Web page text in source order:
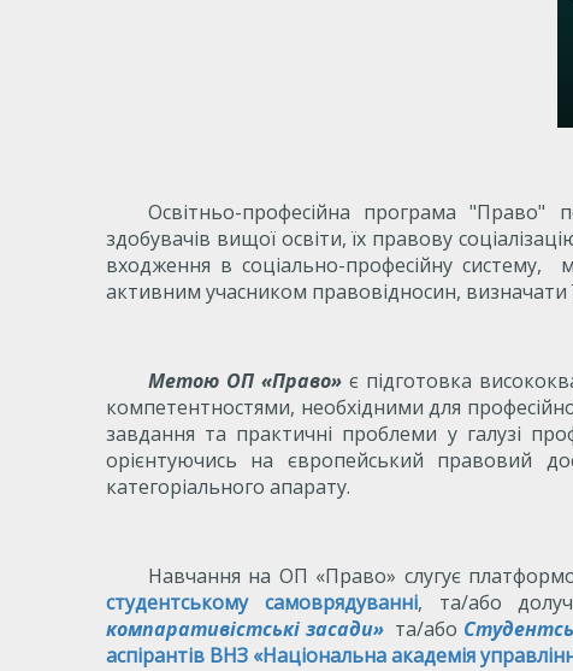
Освітньо-професійна програма "Право"
здобувачів вищої освіти, їх правову
входження в соціально-професійну
активним учасником правовідносин, визначати
Метою ОП «Право» є підготовка
компетентностями, необхідними для
завдання та практичні проблеми у галузі
орієнтуючись на європейський правовий
категоріального апарату.
Навчання на ОП «Право» слугує
студентському самоврядуванні, та/або
компаративістські засади» та/або
аспірантів ВНЗ «Національна академія